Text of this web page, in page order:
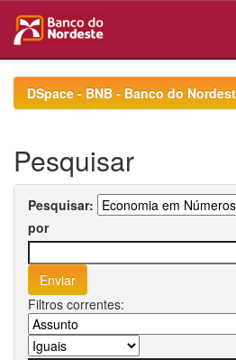
navigationDSpace - BNB - Banco do
Pesquisar
Pesquisar:
por
Filtros correntes: